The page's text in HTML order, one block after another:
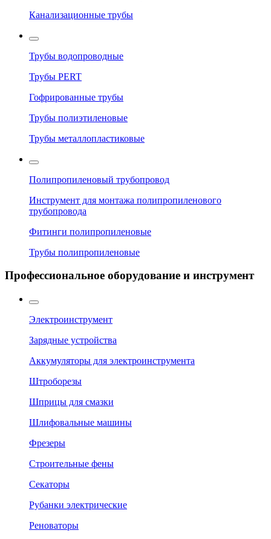
Канализационные трубы
Трубы водопроводные
Трубы PERT
Гофрированные трубы
Трубы полиэтиленовые
Трубы металлопластиковые
Полипропиленовый трубопровод
Инструмент для монтажа полипропиленового
трубопровода
Фитинги полипропиленовые
Трубы полипропиленовые
Профессиональное оборудование и инструмент
Электроинструмент
Зарядные устройства
Аккумуляторы для электроинструмента
Штроборезы
Шприцы для смазки
Шлифовальные машины
Фрезеры
Строительные фены
Секаторы
Рубанки электрические
Реноваторы